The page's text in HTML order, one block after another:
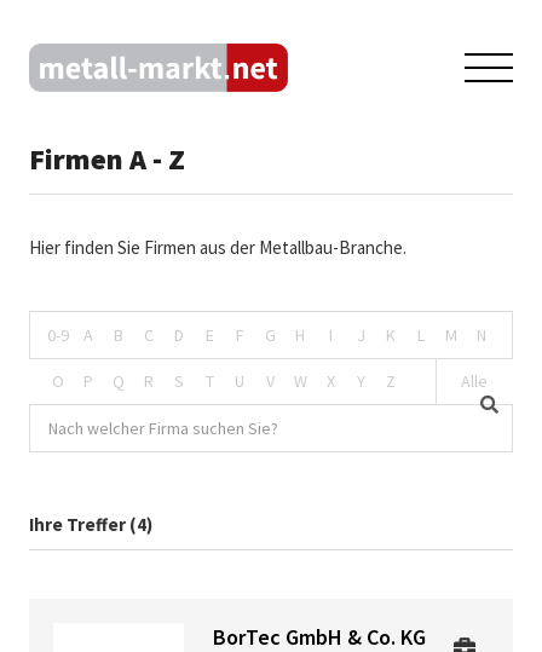
Firmen A - Z
Hier finden Sie Firmen aus der Metallbau-Branche.
0-9 A B C D E F G H I J K L M N
O P Q R S T U V W X Y Z Alle
Ihre Treffer (4)
BorTec GmbH & Co. KG